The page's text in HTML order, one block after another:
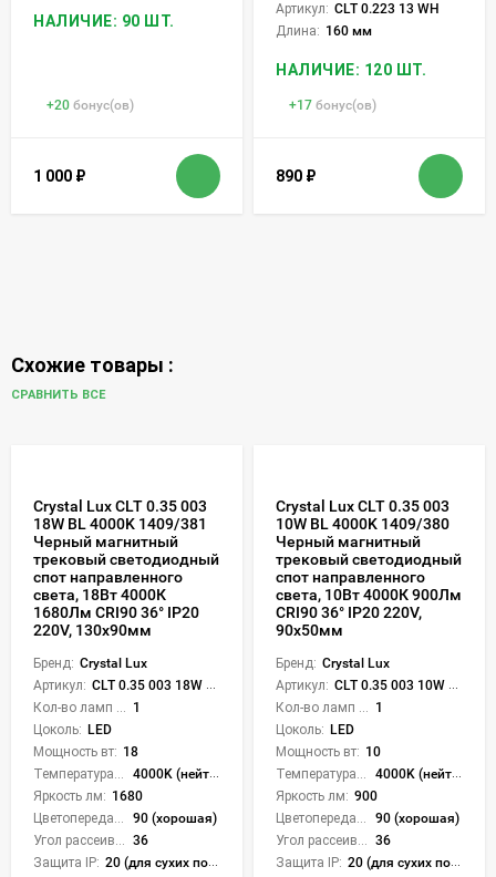
НАЛИЧИЕ: 90 ШТ.
+20 бонус(ов)
1 000 ₽
Артикул: CLT 0.223 13 WH
Длина: 160 мм
НАЛИЧИЕ: 120 ШТ.
+17 бонус(ов)
890 ₽
Схожие товары :
СРАВНИТЬ ВСЕ
Crystal Lux CLT 0.35 003
18W BL 4000K 1409/381
Черный магнитный
трековый светодиодный
спот направленного
света, 18Вт 4000К
1680Лм CRI90 36° IP20
220V, 130x90мм
Бренд: Crystal Lux
Артикул: CLT 0.35 003 18W BL 4000K
Кол-во ламп или LED: 1
Цоколь: LED
Мощность вт: 18
Температура света:
4000K (нейтральный)
Яркость лм: 1680
Цветопередача (CRI):
90 (хорошая)
Угол рассеивания света °: 36
Защита IP: 20 (для сухих пом.)
Crystal Lux CLT 0.35 003
10W BL 4000K 1409/380
Черный магнитный
трековый светодиодный
спот направленного
света, 10Вт 4000К 900Лм
CRI90 36° IP20 220V,
90x50мм
Бренд: Crystal Lux
Артикул: CLT 0.35 003 10W BL 4000K
Кол-во ламп или LED: 1
Цоколь: LED
Мощность вт: 10
Температура света:
4000K (нейтральный)
Яркость лм: 900
Цветопередача (CRI):
90 (хорошая)
Угол рассеивания света °: 36
Защита IP: 20 (для сухих пом.)